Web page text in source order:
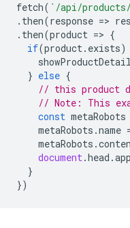
fetch( `/api/products/
. then(response =>
. then(product => {
if(product. exists)
} else {
// this product
// Note: This
const metaRobots
metaRobots .name
metaRobots .
document.head .
}
})